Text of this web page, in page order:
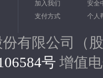
加入我们
支付方式
安全
个人
有限公司（
号 增值